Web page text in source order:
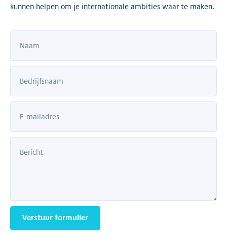
kunnen helpen om je internationale ambities waar te maken.
Verstuur formulier